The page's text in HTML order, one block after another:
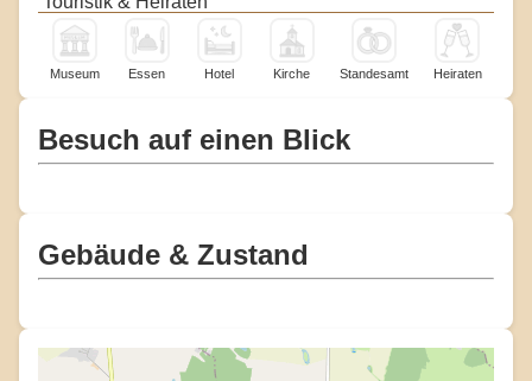
Museum Essen Hotel Kirche Standesamt Heiraten
Besuch auf einen Blick
Gebäude & Zustand